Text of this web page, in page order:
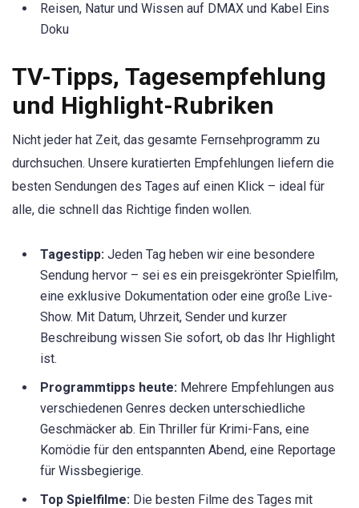
Reisen, Natur und Wissen auf DMAX und Kabel Eins
Doku
TV-Tipps, Tagesempfehlung
und Highlight-Rubriken
Nicht jeder hat Zeit, das gesamte Fernsehprogramm zu
durchsuchen. Unsere kuratierten Empfehlungen liefern die
besten Sendungen des Tages auf einen Klick – ideal für
alle, die schnell das Richtige finden wollen.
Tagestipp: Jeden Tag heben wir eine besondere
Sendung hervor – sei es ein preisgekrönter Spielfilm,
eine exklusive Dokumentation oder eine große Live-
Show. Mit Datum, Uhrzeit, Sender und kurzer
Beschreibung wissen Sie sofort, ob das Ihr Highlight
ist.
Programmtipps heute: Mehrere Empfehlungen aus
verschiedenen Genres decken unterschiedliche
Geschmäcker ab. Ein Thriller für Krimi-Fans, eine
Komödie für den entspannten Abend, eine Reportage
für Wissbegierige.
Top Spielfilme: Die besten Filme des Tages mit